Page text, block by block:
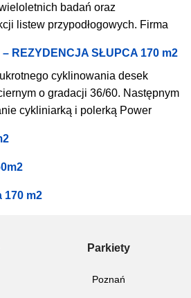
badań oraz
listew przypodłogowych. Firma
REZYDENCJA SŁUPCA 170 m2
cyklinowania desek
o gradacji 36/60. Następnym
cykliniarką i polerką Power
170 m2
Parkiety
Poznań